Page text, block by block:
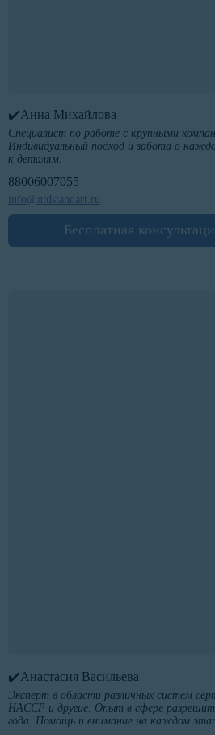
✔️Анна Михайлова
Специалист по работе с крупными
Индивидуальный подход и забота о
к деталям.
88006007055
info@ntdstandart.ru
Бесплатная
✔️Анастасия Васильева
Эксперт в области различных систем
HACCP и другие. Опыт в сфере
года. Помощь и внимание на каждом